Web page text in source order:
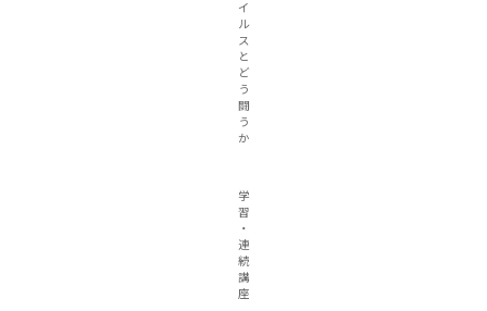
イ
ル
ス
と
ど
う
闘
う
か
学
習
・
連
続
講
座